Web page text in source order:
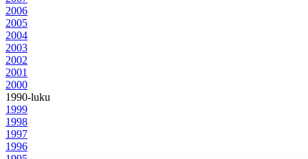
2006
2005
2004
2003
2002
2001
2000
1990-luku
1999
1998
1997
1996